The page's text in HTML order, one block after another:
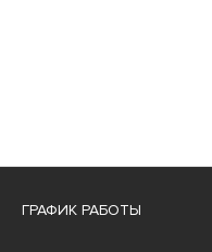
ГРАФИК РАБОТЫ